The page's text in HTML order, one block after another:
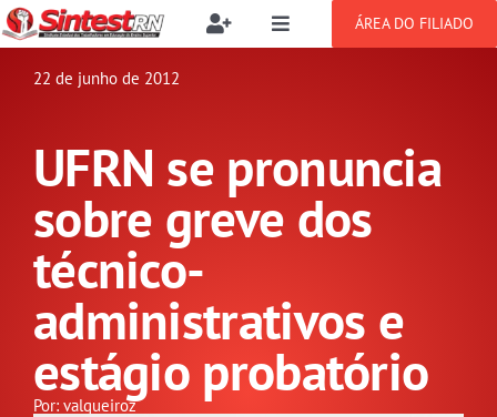
Ir
para
Toggle
Buscar
resultados
Filie-se
Benefícios
Setor jurídico
Toggle
SOBRE
NOTÍCIAS
PUBLICAÇÕES
CONGRESSOS
GREVE
ÁREA DO FILIADO
22 de junho de 2012
UFRN se pronuncia
sobre greve dos
técnico-
administrativos e
estágio probatório
Por: valqueiroz